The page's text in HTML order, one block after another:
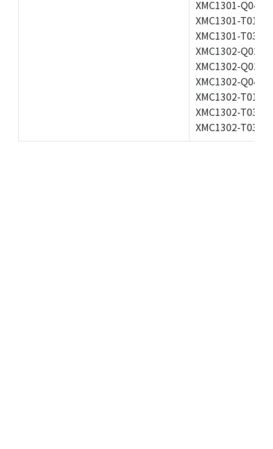
XMC1301-
XMC1301-
XMC1301-
XMC1302-
XMC1302-
XMC1302-
XMC1302-
XMC1302-
XMC1302-